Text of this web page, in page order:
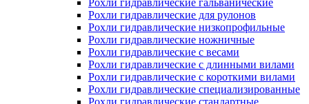
Рохли гидравлические гальванические
Рохли гидравлические для рулонов
Рохли гидравлические низкопрофильные
Рохли гидравлические ножничные
Рохли гидравлические с весами
Рохли гидравлические с длинными вилами
Рохли гидравлические с короткими вилами
Рохли гидравлические специализированные
Рохли гидравлические стандартные